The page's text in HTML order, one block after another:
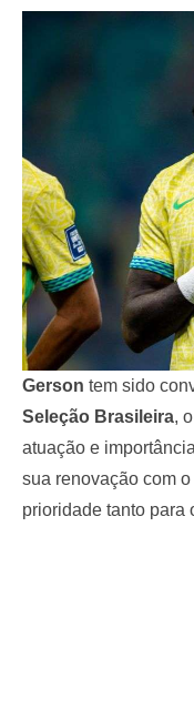
Gerson tem sido
Seleção Brasileira,
atuação e
sua renovação com o
prioridade tanto para